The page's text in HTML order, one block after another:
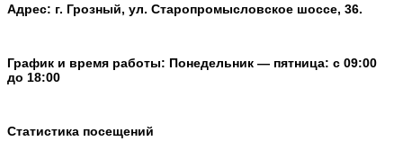
Адрес: г. Грозный, ул. Старопромысловское шоссе, 36.
График и время работы: Понедельник — пятница: с 09:00
до 18:00
Статистика посещений